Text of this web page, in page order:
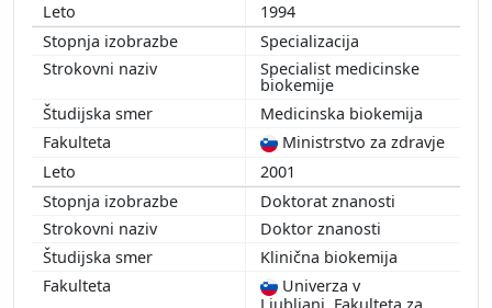
2004
2005
2006
2007
1994
Specializacija
Specialist medicinske
biokemije
Medicinska biokemija
Ministrstvo za zdravje
2001
Doktorat znanosti
Doktor znanosti
Klinična biokemija
Univerza v